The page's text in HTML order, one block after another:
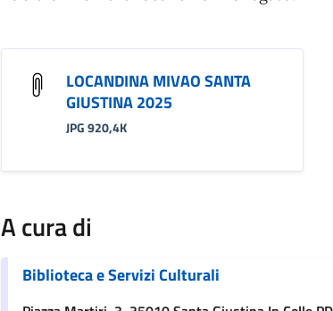
LOCANDINA MIVAO SANTA
GIUSTINA 2025
JPG 920,4K
A cura di
Biblioteca e Servizi Culturali